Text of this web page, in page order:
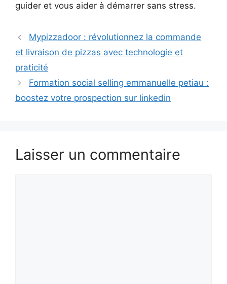
guider et vous aider à démarrer sans stress.
Mypizzadoor : révolutionnez la commande
et livraison de pizzas avec technologie et
praticité
Formation social selling emmanuelle petiau :
boostez votre prospection sur linkedin
Laisser un commentaire